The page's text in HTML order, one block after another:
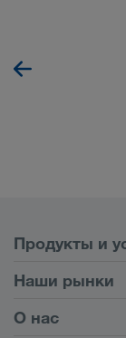
Продукты и
Клиентский
Наши рынки
Европа
О нас